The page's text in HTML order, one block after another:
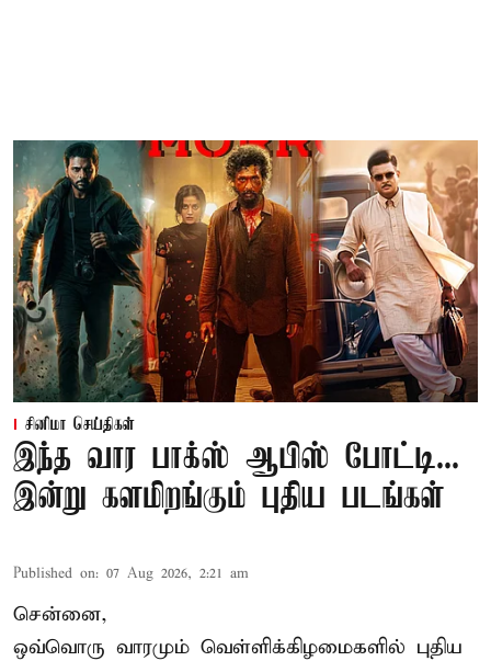
சினிமா செய்திகள்
இந்த வார பாக்ஸ் ஆபிஸ் போட்டி...
இன்று களமிறங்கும் புதிய படங்கள்
Published on: 07 Aug 2026, 2:21 am
சென்னை,
ஒவ்வொரு வாரமும் வெள்ளிக்கிழமைகளில் புதிய